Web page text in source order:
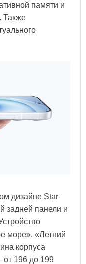
памяти и
Также
дизайне Star
задней панели и
море», «Летний
корпуса
от 196 до 199